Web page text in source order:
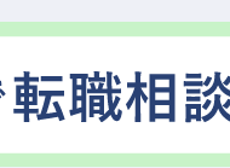
っています。
た、年間休日110